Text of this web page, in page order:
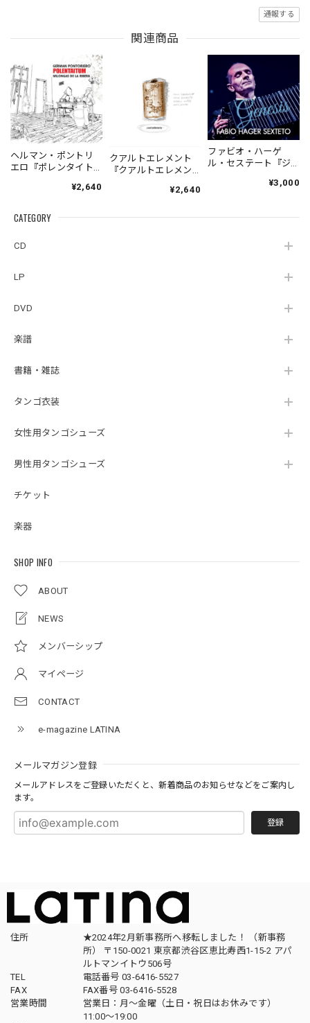
CATEGORY
CD
LP
DVD
楽譜
書籍・雑誌
タンゴ衣装
女性用タンゴシューズ
男性用タンゴシューズ
チケット
楽器
SHOP INFO
ABOUT
NEWS
メンバーシップ
マイページ
CONTACT
e-magazine LATINA
メールマガジン登録
メールアドレスをご登録いただくと、新着商品のお知らせなどをご案内し
ます。
登録
通報する
関連商品
ヘルマン・ポントリ
エロ『ポレンタイト
Pontoriero『POLENT
la Ribera』
¥2,640
クアルトエレメント
『クアルトエレメン
Cuartoelemento『Cu
（007RECORDS-27）
¥2,640
ファビオ・ハーゲ
ル・セステート『ジ
¥3,000
住所
★2024年2月新事務所へ移転しました！ （新事務
所） 〒150-0021 東京都渋谷区恵比寿西1-15-2 アパ
ルトマンイトウ506号
TEL
電話番号 03-6416-5527
FAX
FAX番号 03-6416-5528
営業時間
営業日：月〜金曜（土日・祝日はお休みです）
11:00〜19:00